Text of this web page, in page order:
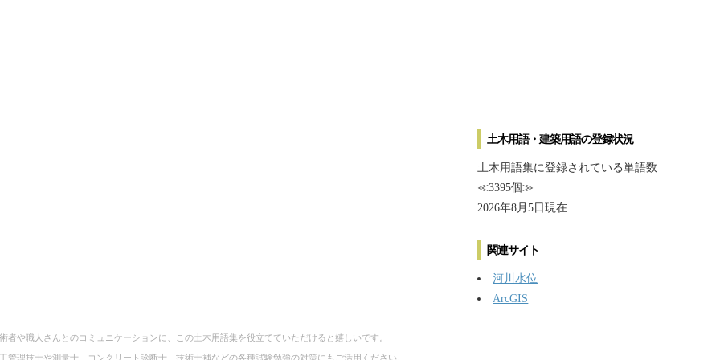
土木用語・建築用語の登録状況
土木用語集に登録されている単語数
≪3395個≫
2026年8月5日現在
関連サイト
河川水位
ArcGIS
者や職人さんとのコミュニケーションに、この土木用語集を役立てていただけると嬉しいです。
管理技士や測量士、コンクリート診断士、技術士補などの各種試験勉強の対策にもご活用ください。